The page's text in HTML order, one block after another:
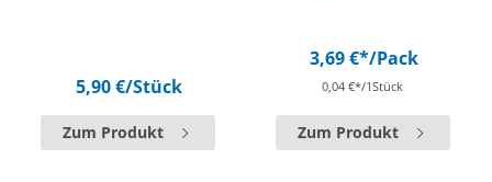
5,90 €/Stück
Zum Produkt
3,69 €*/Pack
0,04 €*/1Stück
Zum Produkt